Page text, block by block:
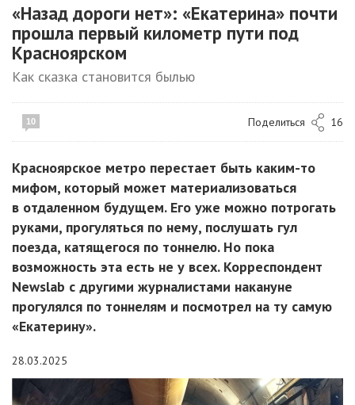
«Назад дороги нет»: «Екатерина» почти
прошла первый километр пути под
Красноярском
Как сказка становится былью
10 Поделиться 16
Красноярское метро перестает быть каким-то
мифом, который может материализоваться
в отдаленном будущем. Его уже можно потрогать
руками, прогуляться по нему, послушать гул
поезда, катящегося по тоннелю. Но пока
возможность эта есть не у всех. Корреспондент
Newslab с другими журналистами накануне
прогулялся по тоннелям и посмотрел на ту самую
«Екатерину».
28.03.2025